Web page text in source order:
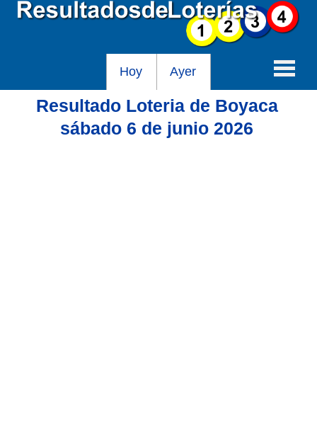
Hoy Ayer
Baloto
Resultado Loteria de Boyaca
sábado 6 de junio 2026